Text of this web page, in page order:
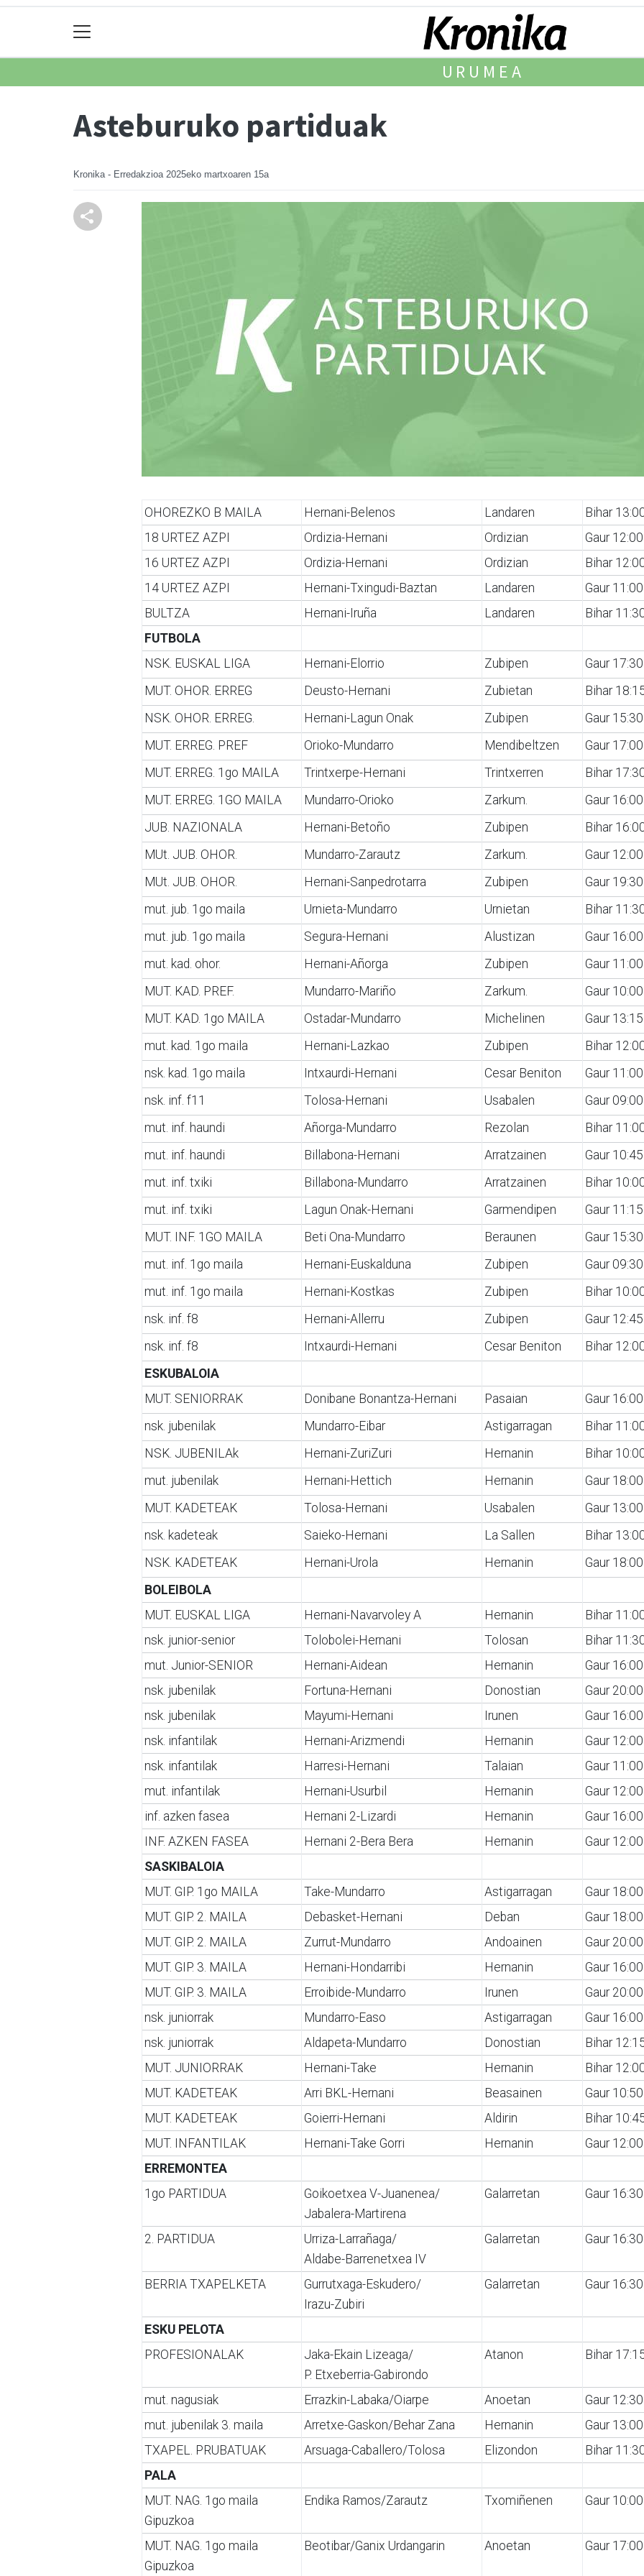
URUMEA
Asteburuko partiduak
Kronika - Erredakzioa 2025eko martxoaren 15a
OHOREZKO B MAILA Hernani-Belenos Landaren
Bihar
18 URTEZ AZPI
Ordizia-Hernani Ordizian
Gaur 12:00
16 URTEZ AZPI
Ordizia-Hernani Ordizian
Bihar
14 URTEZ AZPI
Hernani-Txingudi-Baztan Landaren
Gaur 11:00
BULTZA
Hernani-Iruña Landaren
Bihar
FUTBOLA
NSK. EUSKAL LIGA
Hernani-Elorrio Zubipen
Gaur 17:30
MUT. OHOR. ERREG
Deusto-Hernani Zubietan
Bihar
NSK. OHOR. ERREG.
Hernani-Lagun Onak Zubipen
Gaur 15:30
MUT. ERREG. PREF
Orioko-Mundarro Mendibeltzen
Gaur 17:00
MUT. ERREG. 1go MAILA
Trintxerpe-Hernani Trintxerren
Bihar
MUT. ERREG. 1GO MAILA
Mundarro-Orioko Zarkum.
Gaur 16:00
JUB. NAZIONALA
Hernani-Betoño Zubipen
Bihar
MUt. JUB. OHOR.
Mundarro-Zarautz Zarkum.
Gaur 12:00
MUt. JUB. OHOR.
Hernani-Sanpedrotarra Zubipen
Gaur 19:30
mut. jub. 1go maila
Urnieta-Mundarro Urnietan
Bihar
mut. jub. 1go maila
Segura-Hernani Alustizan
Gaur 16:00
mut. kad. ohor.
Hernani-Añorga Zubipen
Gaur 11:00
MUT. KAD. PREF.
Mundarro-Mariño Zarkum.
Gaur 10:00
MUT. KAD. 1go MAILA
Ostadar-Mundarro Michelinen
Gaur 13:15
mut. kad. 1go maila
Hernani-Lazkao Zubipen
Bihar
nsk. kad. 1go maila
Intxaurdi-Hernani Cesar Beniton
Gaur 11:00
nsk. inf. f11
Tolosa-Hernani Usabalen
Gaur 09:00
mut. inf. haundi
Añorga-Mundarro Rezolan
Bihar
mut. inf. haundi
Billabona-Hernani Arratzainen
Gaur 10:45
mut. inf. txiki
Billabona-Mundarro Arratzainen
Bihar
mut. inf. txiki
Lagun Onak-Hernani Garmendipen
Gaur 11:15
MUT. INF. 1GO MAILA
Beti Ona-Mundarro Beraunen
Gaur 15:30
mut. inf. 1go maila
Hernani-Euskalduna Zubipen
Gaur 09:30
mut. inf. 1go maila
Hernani-Kostkas Zubipen
Bihar
nsk. inf. f8
Hernani-Allerru Zubipen
Gaur 12:45
nsk. inf. f8
Intxaurdi-Hernani Cesar Beniton
Bihar
ESKUBALOIA
MUT. SENIORRAK
Donibane Bonantza-Hernani Pasaian
Gaur 16:00
nsk. jubenilak
Mundarro-Eibar Astigarragan
Bihar
NSK. JUBENILAk
Hernani-ZuriZuri Hernanin
Bihar
mut. jubenilak
Hernani-Hettich Hernanin
Gaur 18:00
MUT. KADETEAK
Tolosa-Hernani Usabalen
Gaur 13:00
nsk. kadeteak
Saieko-Hernani La Sallen
Bihar
NSK. KADETEAK
Hernani-Urola Hernanin
Gaur 18:00
BOLEIBOLA
MUT. EUSKAL LIGA
Hernani-Navarvoley A Hernanin
Bihar
nsk. junior-senior
Tolobolei-Hernani Tolosan
Bihar
mut. Junior-SENIOR
Hernani-Aidean Hernanin
Gaur 16:00
nsk. jubenilak
Fortuna-Hernani Donostian
Gaur 20:00
nsk. jubenilak
Mayumi-Hernani Irunen
Gaur 16:00
nsk. infantilak
Hernani-Arizmendi Hernanin
Gaur 12:00
nsk. infantilak
Harresi-Hernani Talaian
Gaur 11:00
mut. infantilak
Hernani-Usurbil Hernanin
Gaur 12:00
inf. azken fasea
Hernani 2-Lizardi Hernanin
Gaur 16:00
INF. AZKEN FASEA
Hernani 2-Bera Bera Hernanin
Gaur 12:00
SASKIBALOIA
MUT. GIP. 1go MAILA
Take-Mundarro Astigarragan
Gaur 18:00
MUT. GIP. 2. MAILA
Debasket-Hernani Deban
Gaur 18:00
MUT. GIP. 2. MAILA
Zurrut-Mundarro Andoainen
Gaur 20:00
MUT. GIP. 3. MAILA
Hernani-Hondarribi Hernanin
Gaur 16:00
MUT. GIP. 3. MAILA
Erroibide-Mundarro Irunen
Gaur 20:00
nsk. juniorrak
Mundarro-Easo Astigarragan
Gaur 16:00
nsk. juniorrak
Aldapeta-Mundarro Donostian
Bihar
MUT. JUNIORRAK
Hernani-Take Hernanin
Bihar
MUT. KADETEAK
Arri BKL-Hernani Beasainen
Gaur 10:50
MUT. KADETEAK
Goierri-Hernani Aldirin
Bihar
MUT. INFANTILAK
Hernani-Take Gorri Hernanin
Gaur 12:00
ERREMONTEA
1go PARTIDUA
Goikoetxea V-Juanenea/
Jabalera-Martirena
Galarretan Gaur 16:30
2. PARTIDUA
Urriza-Larrañaga/
Aldabe-Barrenetxea IV
Galarretan Gaur 16:30
BERRIA TXAPELKETA
Gurrutxaga-Eskudero/
Irazu-Zubiri
Galarretan Gaur 16:30
ESKU PELOTA
PROFESIONALAK
Jaka-Ekain Lizeaga/
P. Etxeberria-Gabirondo
Atanon Bihar
mut. nagusiak Errazkin-Labaka/Oiarpe Anoetan
Gaur 12:30
mut. jubenilak 3. maila
Arretxe-Gaskon/Behar Zana Hernanin
Gaur 13:00
TXAPEL. PRUBATUAK
Arsuaga-Caballero/Tolosa Elizondon
Bihar
PALA
MUT. NAG. 1go maila
Gipuzkoa
Endika Ramos/Zarautz Txomiñenen Gaur 10:00
MUT. NAG. 1go maila
Gipuzkoa
Beotibar/Ganix Urdangarin Anoetan Gaur 17:00